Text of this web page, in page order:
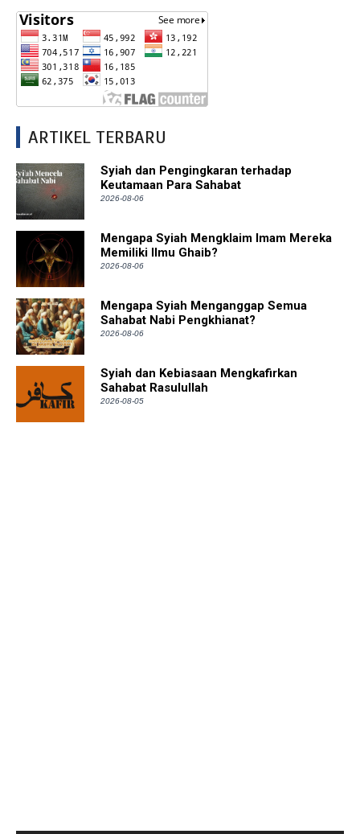
ARTIKEL TERBARU
Syiah dan Pengingkaran terhadap
Keutamaan Para Sahabat
2026-08-06
Mengapa Syiah Mengklaim Imam Mereka
Memiliki Ilmu Ghaib?
2026-08-06
Mengapa Syiah Menganggap Semua
Sahabat Nabi Pengkhianat?
2026-08-06
Syiah dan Kebiasaan Mengkafirkan
Sahabat Rasulullah
2026-08-05